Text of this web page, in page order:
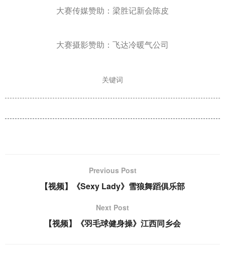
大赛传媒赞助：梁胜记新会陈皮
大赛摄影赞助：飞达冷暖气公司
关键词
Previous Post
【视频】《Sexy Lady》雪狼舞蹈俱乐部
Next Post
【视频】《羽毛球健身操》江西同乡会